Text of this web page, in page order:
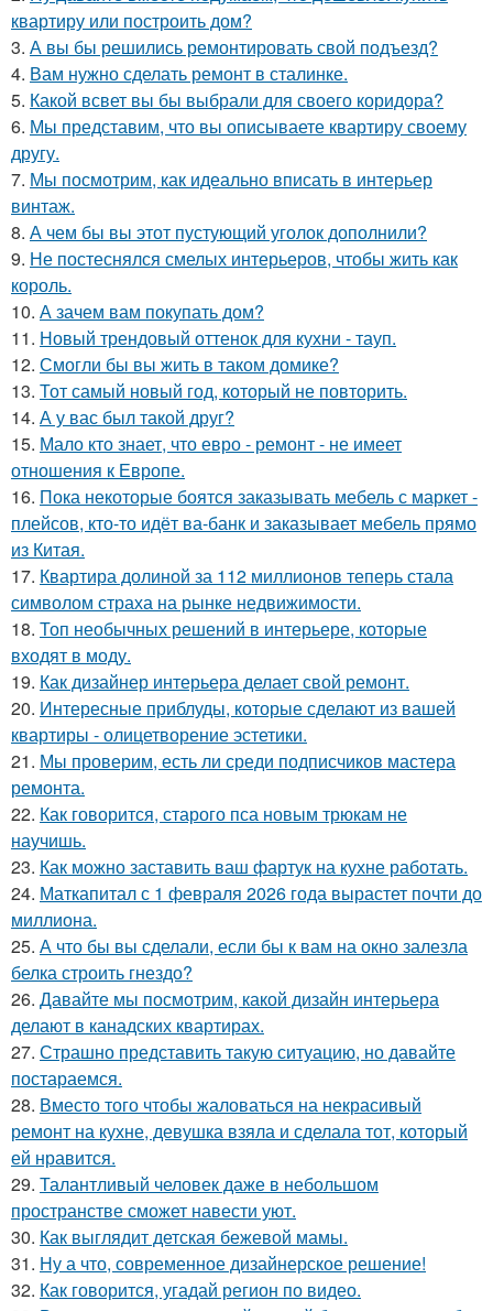
квартиру или построить дом?
3. А вы бы решились ремонтировать свой подъезд?
4. Вам нужно сделать ремонт в сталинке.
5. Какой всвет вы бы выбрали для своего коридора?
6. Мы представим, что вы описываете квартиру своему
другу.
7. Мы посмотрим, как идеально вписать в интерьер
винтаж.
8. А чем бы вы этот пустующий уголок дополнили?
9. Не постеснялся смелых интерьеров, чтобы жить как
король.
10. А зачем вам покупать дом?
11. Новый трендовый оттенок для кухни - тауп.
12. Смогли бы вы жить в таком домике?
13. Тот самый новый год, который не повторить.
14. А у вас был такой друг?
15. Мало кто знает, что евро - ремонт - не имеет
отношения к Европе.
16. Пока некоторые боятся заказывать мебель с маркет -
плейсов, кто-то идёт ва-банк и заказывает мебель прямо
из Китая.
17. Квартира долиной за 112 миллионов теперь стала
символом страха на рынке недвижимости.
18. Топ необычных решений в интерьере, которые
входят в моду.
19. Как дизайнер интерьера делает свой ремонт.
20. Интересные приблуды, которые сделают из вашей
квартиры - олицетворение эстетики.
21. Мы проверим, есть ли среди подписчиков мастера
ремонта.
22. Как говорится, старого пса новым трюкам не
научишь.
23. Как можно заставить ваш фартук на кухне работать.
24. Маткапитал с 1 февраля 2026 года вырастет почти до
миллиона.
25. А что бы вы сделали, если бы к вам на окно залезла
белка строить гнездо?
26. Давайте мы посмотрим, какой дизайн интерьера
делают в канадских квартирах.
27. Страшно представить такую ситуацию, но давайте
постараемся.
28. Вместо того чтобы жаловаться на некрасивый
ремонт на кухне, девушка взяла и сделала тот, который
ей нравится.
29. Талантливый человек даже в небольшом
пространстве сможет навести уют.
30. Как выглядит детская бежевой мамы.
31. Ну а что, современное дизайнерское решение!
32. Как говорится, угадай регион по видео.